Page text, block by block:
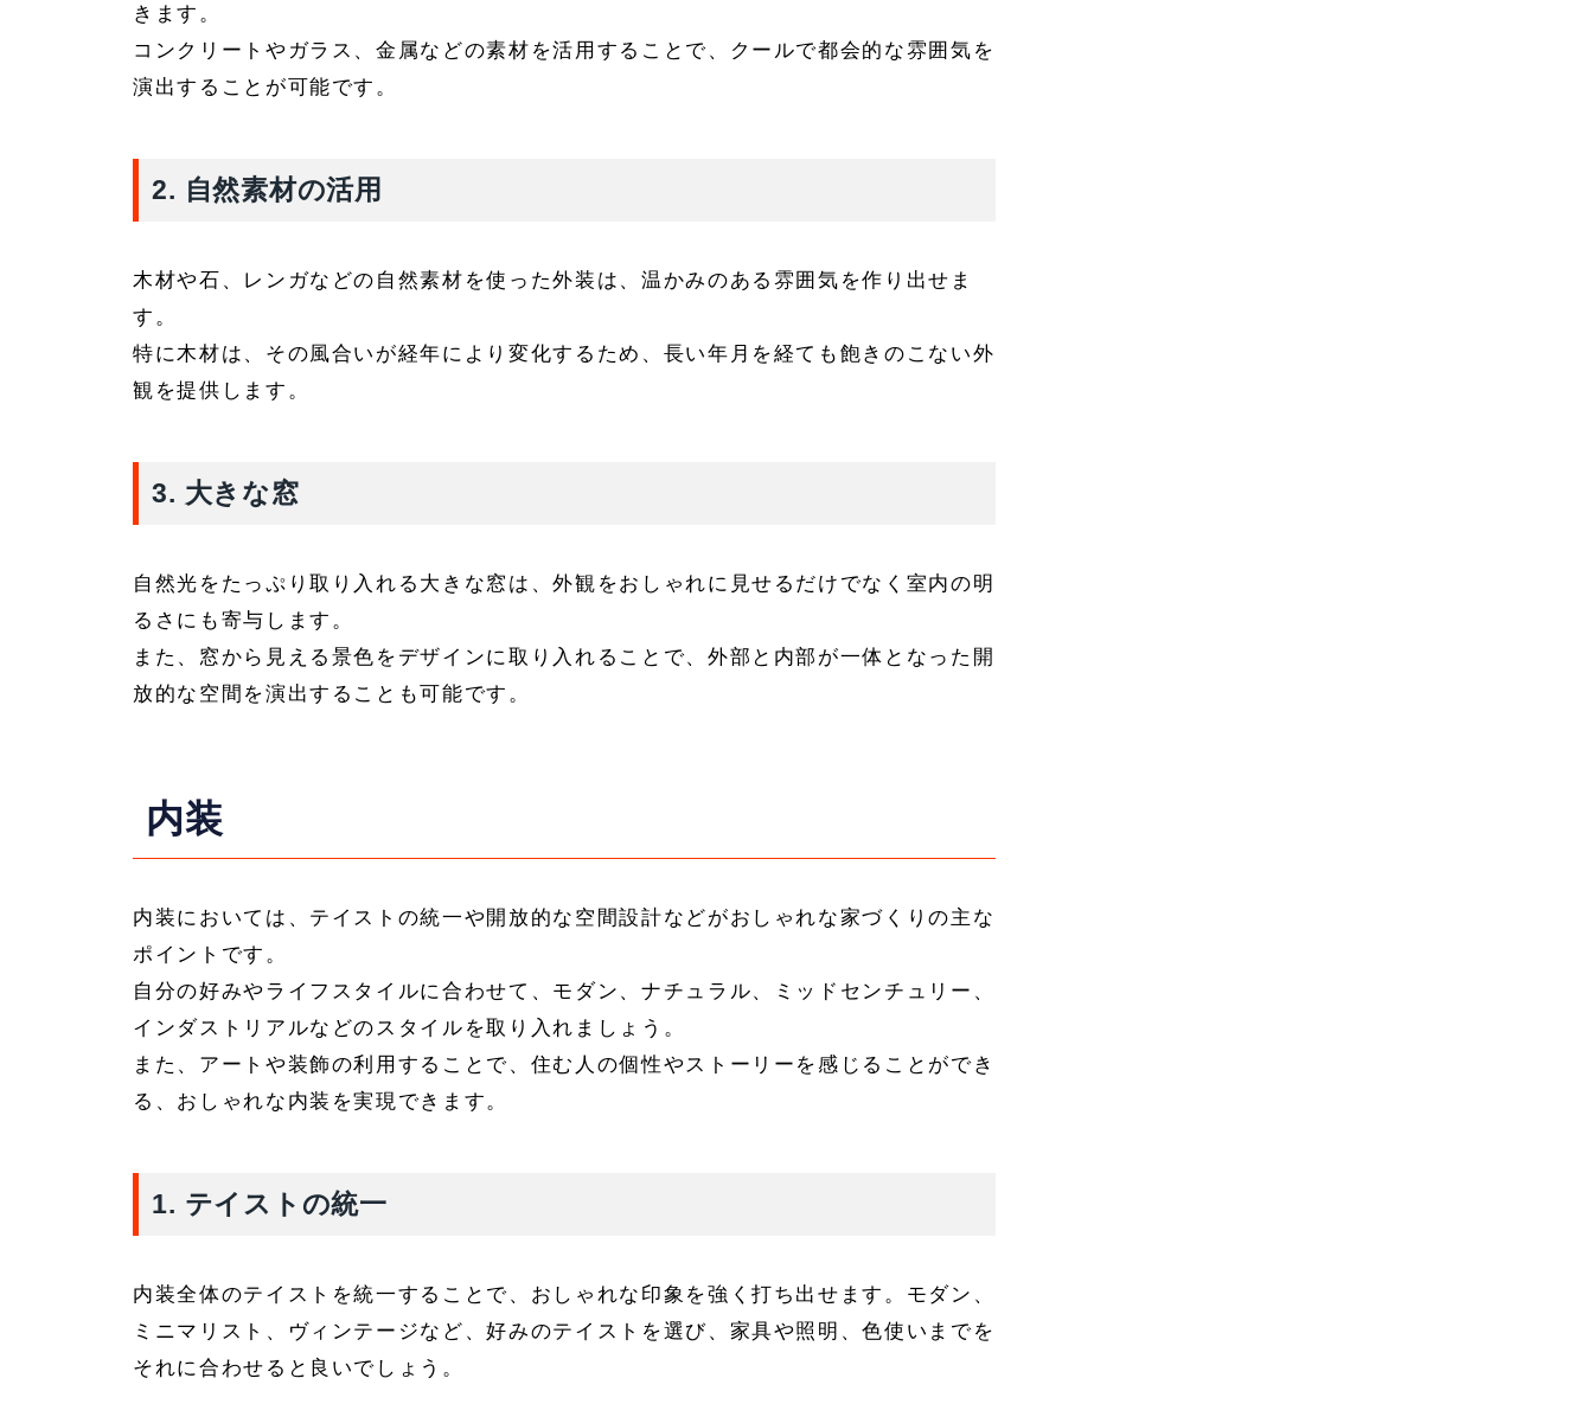
きます。
コンクリートやガラス、金属などの素材を活用することで、クールで都会的な雰囲気を
演出することが可能です。
2. 自然素材の活用
木材や石、レンガなどの自然素材を使った外装は、温かみのある雰囲気を作り出せま
す。
特に木材は、その風合いが経年により変化するため、長い年月を経ても飽きのこない外
観を提供します。
3. 大きな窓
自然光をたっぷり取り入れる大きな窓は、外観をおしゃれに見せるだけでなく室内の明
るさにも寄与します。
また、窓から見える景色をデザインに取り入れることで、外部と内部が一体となった開
放的な空間を演出することも可能です。
内装
内装においては、テイストの統一や開放的な空間設計などがおしゃれな家づくりの主な
ポイントです。
自分の好みやライフスタイルに合わせて、モダン、ナチュラル、ミッドセンチュリー、
インダストリアルなどのスタイルを取り入れましょう。
また、アートや装飾の利用することで、住む人の個性やストーリーを感じることができ
る、おしゃれな内装を実現できます。
1. テイストの統一
内装全体のテイストを統一することで、おしゃれな印象を強く打ち出せます。モダン、
ミニマリスト、ヴィンテージなど、好みのテイストを選び、家具や照明、色使いまでを
それに合わせると良いでしょう。